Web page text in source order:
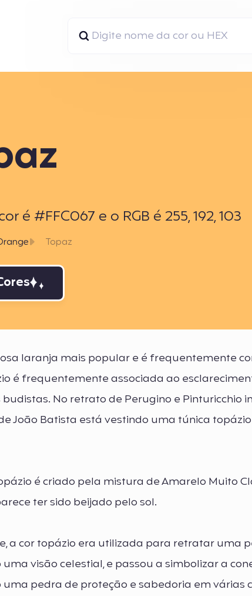
é #FFC067 e o RGB é 255, 192, 103
Topaz
laranja mais popular e é frequentemente
é frequentemente associada ao
No retrato de Perugino e Pinturicchio
João Batista está vestindo uma túnica
é criado pela mistura de Amarelo Muito
ter sido beijado pelo sol.
a cor topázio era utilizada para retratar uma
visão celestial, e passou a simbolizar a
pedra de proteção e sabedoria em várias